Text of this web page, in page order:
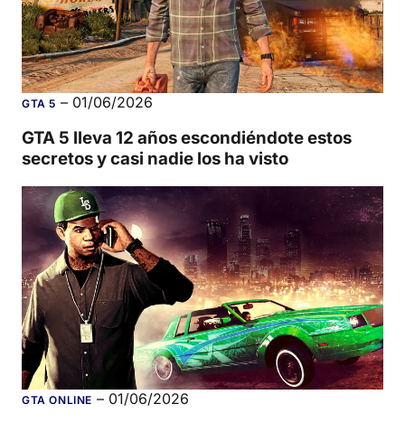
GTA 5 – 01/06/2026
GTA 5 lleva 12 años escondiéndote estos
secretos y casi nadie los ha visto
GTA ONLINE – 01/06/2026